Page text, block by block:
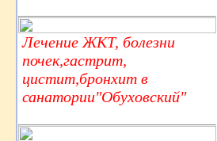
Лечение ЖКТ, болезни
почек,гастрит,
цистит,бронхит в
санатории"Обуховский"